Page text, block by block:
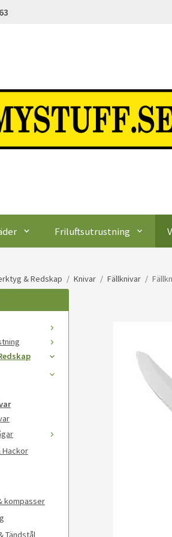
Friluftsutrustning
& Redskap / Knivar / Fällknivar /
Hackor
kompasser
Tändstål